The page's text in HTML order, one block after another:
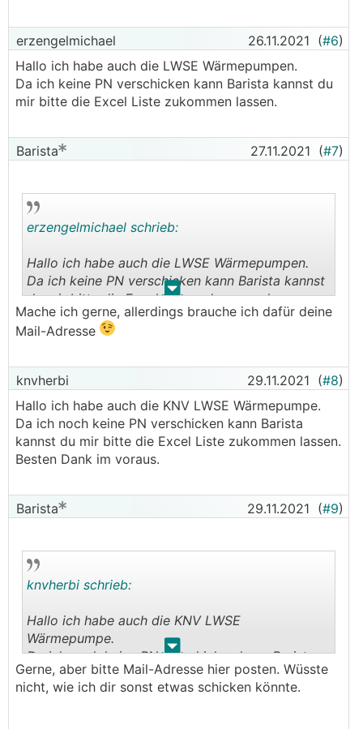
erzengelmichael 26.11.2021 (#6)
Hallo ich habe auch die LWSE Wärmepumpen.
Da ich keine PN verschicken kann Barista kannst du
mir bitte die Excel Liste zukommen lassen.
Barista 27.11.2021 (#7)
. .
erzengelmichael schrieb:
Hallo ich habe auch die LWSE Wärmepumpen.
Da ich keine PN verschicken kann Barista kannst
du mir bitte die Excel Liste zukommen lassen.
Mache ich gerne, allerdings brauche ich dafür deine
Mail-Adresse
knvherbi 29.11.2021 (#8)
Hallo ich habe auch die KNV LWSE Wärmepumpe.
Da ich noch keine PN verschicken kann Barista
kannst du mir bitte die Excel Liste zukommen lassen.
Besten Dank im voraus.
Barista 29.11.2021 (#9)
. .
knvherbi schrieb:
Hallo ich habe auch die KNV LWSE
Wärmepumpe.
Da ich noch keine PN verschicken kann Barista
kannst du mir bitte die Excel Liste zukommen
lassen. Besten Dank im voraus.
Gerne, aber bitte Mail-Adresse hier posten. Wüsste
nicht, wie ich dir sonst etwas schicken könnte.